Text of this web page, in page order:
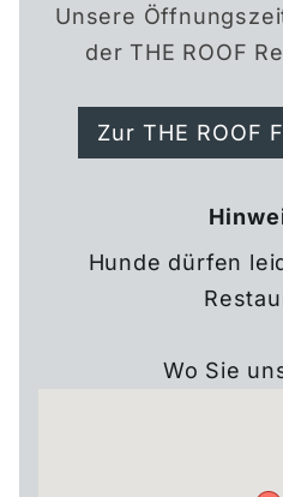
Unsere
der THE ROOF
Zur THE ROOF
Hunde dürfen
Wo Sie